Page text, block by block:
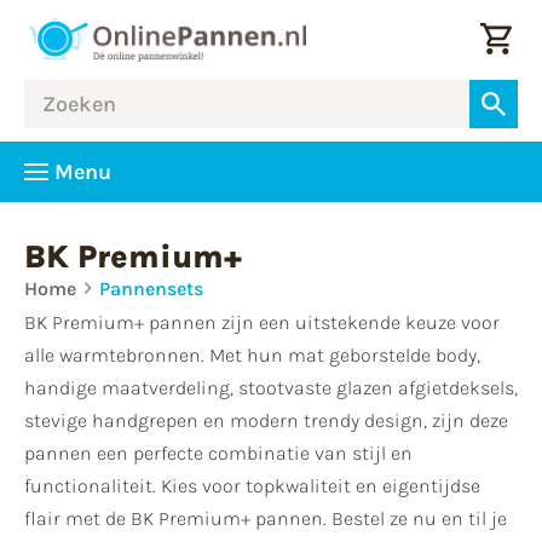
Menu
BK Premium+
Home
Pannensets
BK Premium+ pannen zijn een uitstekende keuze voor
alle warmtebronnen. Met hun mat geborstelde body,
handige maatverdeling, stootvaste glazen afgietdeksels,
stevige handgrepen en modern trendy design, zijn deze
pannen een perfecte combinatie van stijl en
functionaliteit. Kies voor topkwaliteit en eigentijdse
flair met de BK Premium+ pannen. Bestel ze nu en til je